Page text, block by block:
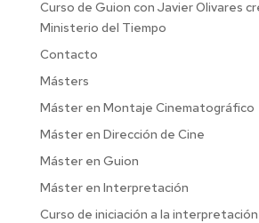
Curso de Guion con Javier Olivares
Ministerio del Tiempo
Contacto
Másters
Máster en Montaje Cinematográfico
Máster en Dirección de Cine
Máster en Guion
Máster en Interpretación
Curso de iniciación a la interpretación